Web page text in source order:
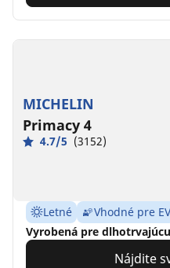
MICHELIN
Primacy 4
4.7/5 (3152)
Letné Vhodné pre EV
Vyrobená pre
Nájdite